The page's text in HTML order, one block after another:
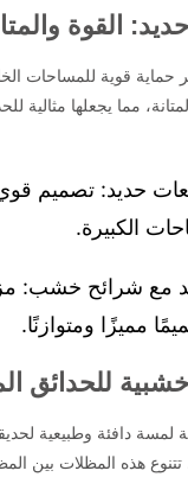
القوة
قوية للمساحات
مما يجعلها مثالية
حديد: تصميم
الكبيرة.
مع شرائح خشب:
مميزًا ومتوازنًا.
للحدائق
دافئة وطبيعية
تتنوع هذه المظلات بين